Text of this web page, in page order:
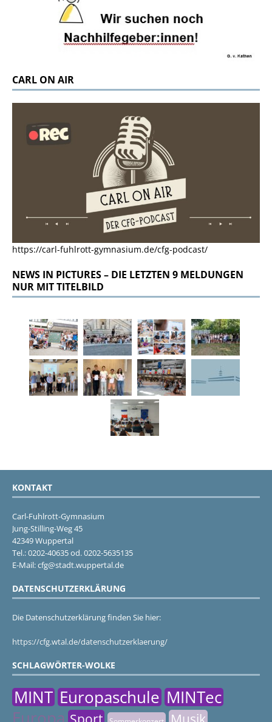
CARL ON AIR
https://carl-fuhlrott-gymnasium.de/cfg-podcast/
NEWS IN PICTURES – DIE LETZTEN 9 MELDUNGEN
NUR MIT TITELBILD
KONTAKT
Carl-Fuhlrott-Gymnasium
Jung-Stilling-Weg 45
42349 Wuppertal
Tel.: 0202-40635 od. 0202-5635135
E-Mail: cfg@stadt.wuppertal.de
DATENSCHUTZERKLÄRUNG
Die Datenschutzerklärung finden Sie hier:
https://cfg.wtal.de/datenschutzerklaerung/
SCHLAGWÖRTER-WOLKE
MINT Europaschule MINTec
Europa